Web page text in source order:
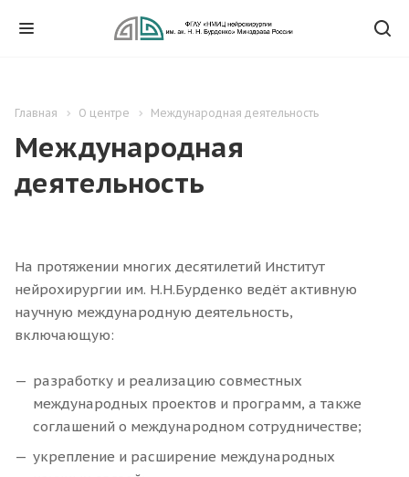
Главная О центре Международная деятельность
Международная
деятельность
На протяжении многих десятилетий Институт
нейрохирургии им. Н.Н.Бурденко ведёт активную
научную международную деятельность,
включающую:
разработку и реализацию совместных
международных проектов и программ, а также
соглашений о международном сотрудничестве;
укрепление и расширение международных